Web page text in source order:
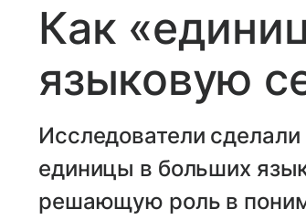
Как
языковую
Исследователи
единицы в больших
решающую роль в